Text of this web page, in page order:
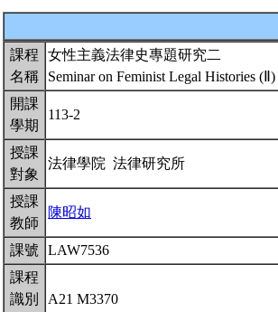
課程
名稱
女性主義法律史專題研究二
Seminar on Feminist Legal Histories (Ⅱ)
開課
學期
113-2
授課
對象
法律學院 法律研究所
授課
教師
陳昭如
課號
LAW7536
課程
識別
A21 M3370